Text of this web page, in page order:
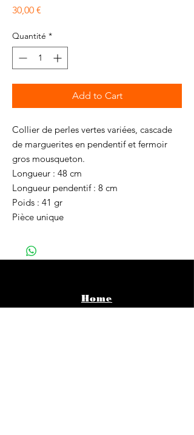
30,00 €
Quantité *
Add to Cart
Collier de perles vertes variées, cascade
de marguerites en pendentif et fermoir
gros mousqueton.
Longueur : 48 cm
Longueur pendentif : 8 cm
Poids : 41 gr
Pièce unique
Home